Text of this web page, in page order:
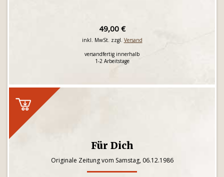
49,00 €
inkl. MwSt. zzgl. Versand
versandfertig innerhalb
1-2 Arbeitstage
Für Dich
Originale Zeitung vom Samstag, 06.12.1986